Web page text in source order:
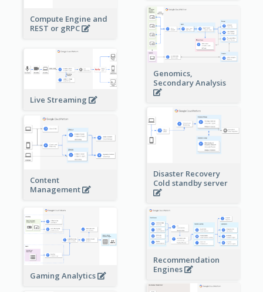
Compute Engine and
REST or gRPC
Genomics,
Secondary Analysis
Live Streaming
Disaster Recovery
Cold standby server
Content
Management
Gaming Analytics
Recommendation
Engines